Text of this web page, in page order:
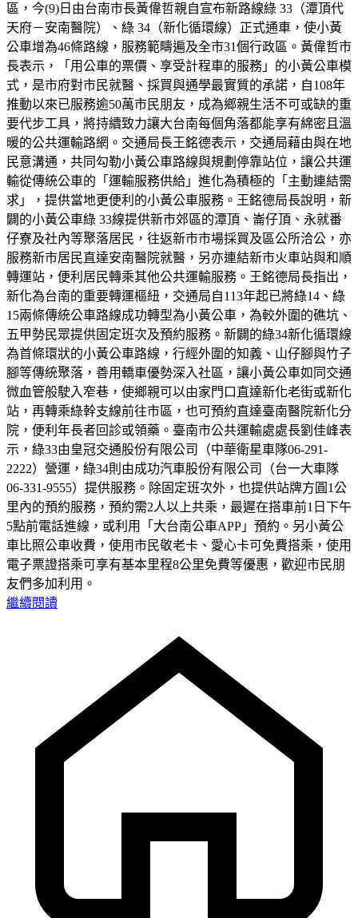
區，今(9)日由台南市長黃偉哲親自宣布新路線綠 33（潭頂代
天府－安南醫院）、綠 34（新化循環線）正式通車，使小黃
公車增為46條路線，服務範疇遍及全市31個行政區。黃偉哲市
長表示，「用公車的票價、享受計程車的服務」的小黃公車模
式，是市府對市民就醫、採買與通學最實質的承諾，自108年
推動以來已服務逾50萬市民朋友，成為鄉親生活不可或缺的重
要代步工具，將持續致力讓大台南每個角落都能享有綿密且溫
暖的公共運輸路網。交通局長王銘德表示，交通局藉由與在地
民意溝通，共同勾勒小黃公車路線與規劃停靠站位，讓公共運
輸從傳統公車的「運輸服務供給」進化為積極的「主動連結需
求」，提供當地更便利的小黃公車服務。王銘德局長說明，新
闢的小黃公車綠 33線提供新市郊區的潭頂、崙仔頂、永就番
仔寮及社內等聚落居民，往返新市市場採買及區公所洽公，亦
服務新市居民直達安南醫院就醫，另亦連結新市火車站與和順
轉運站，便利居民轉乘其他公共運輸服務。王銘德局長指出，
新化為台南的重要轉運樞紐，交通局自113年起已將綠14、綠
15兩條傳統公車路線成功轉型為小黃公車，為較外圍的礁坑、
五甲勢民眾提供固定班次及預約服務。新闢的綠34新化循環線
為首條環狀的小黃公車路線，行經外圍的知義、山仔腳與竹子
腳等傳統聚落，善用轎車優勢深入社區，讓小黃公車如同交通
微血管般駛入窄巷，使鄉親可以由家門口直達新化老街或新化
站，再轉乘綠幹支線前往市區，也可預約直達臺南醫院新化分
院，便利年長者回診或領藥。臺南市公共運輸處處長劉佳峰表
示，綠33由皇冠交通股份有限公司（中華衛星車隊06-291-
2222）營運，綠34則由成功汽車股份有限公司（台一大車隊
06-331-9555）提供服務。除固定班次外，也提供站牌方圓1公
里內的預約服務，預約需2人以上共乘，最遲在搭車前1日下午
5點前電話進線，或利用「大台南公車APP」預約。另小黃公
車比照公車收費，使用市民敬老卡、愛心卡可免費搭乘，使用
電子票證搭乘可享有基本里程8公里免費等優惠，歡迎市民朋
友們多加利用。
繼續閱讀